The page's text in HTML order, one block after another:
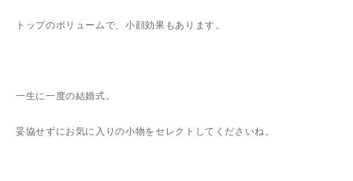
トップのボリュームで、小顔効果もあります。
一生に一度の結婚式。
妥協せずにお気に入りの小物をセレクトしてくださいね。